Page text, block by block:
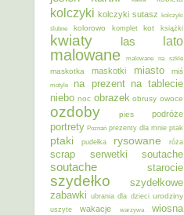
kolczyki kolczyki sutasz kolczyki
ślubne
kolorowo komplet kot książki
kwiaty las lato
malowane malowane na szkle
maskotka maskotki miasto miś
motyle na prezent na tablecie
niebo noc obrazek obrusy owoce
ozdoby pies podróże
portrety Poznań prezenty dla mnie ptak
ptaki pudełka rysowane róża
scrap serwetki soutache
soutache starocie
szydełko
szydełkowe
zabawki ubrania dla dzieci urodziny
uszyte wakacje warzywa wiosna